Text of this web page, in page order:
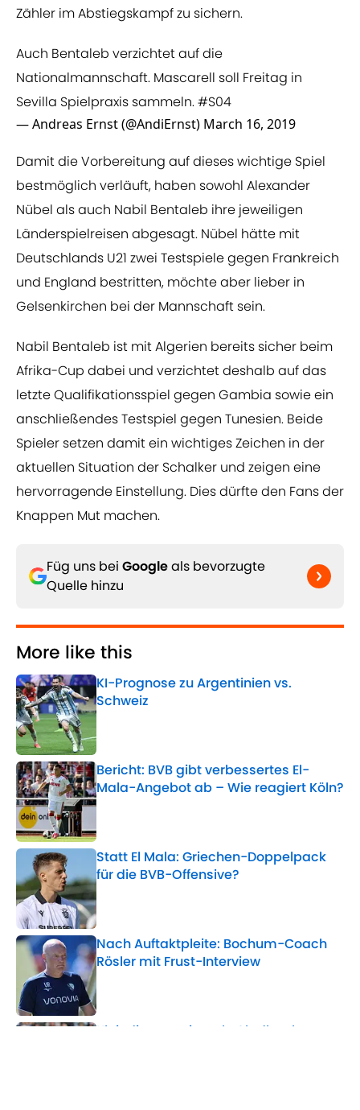
Zähler im Abstiegskampf zu sichern.
Auch Bentaleb verzichtet auf die
Nationalmannschaft. Mascarell soll Freitag in
Sevilla Spielpraxis sammeln.#S04
— Andreas Ernst (@AndiErnst) March 16, 2019
Damit die Vorbereitung auf dieses wichtige Spiel
bestmöglich verläuft, haben sowohl Alexander
Nübel als auch Nabil Bentaleb ihre jeweiligen
Länderspielreisen abgesagt. Nübel hätte mit
Deutschlands U21 zwei Testspiele gegen Frankreich
und England bestritten, möchte aber lieber in
Gelsenkirchen bei der Mannschaft sein.
Nabil Bentaleb ist mit Algerien bereits sicher beim
Afrika-Cup dabei und verzichtet deshalb auf das
letzte Qualifikationsspiel gegen Gambia sowie ein
anschließendes Testspiel gegen Tunesien. Beide
Spieler setzen damit ein wichtiges Zeichen in der
aktuellen Situation der Schalker und zeigen eine
hervorragende Einstellung. Dies dürfte den Fans der
Knappen Mut machen.
Füg uns bei Googleals bevorzugte
Quelle hinzu
More like this
KI-Prognose zu Argentinien vs.
Schweiz
Published by on Invalid Date
Bericht: BVB gibt verbessertes El-
Mala-Angebot ab – Wie reagiert Köln?
Published by on Invalid Date
Statt El Mala: Griechen-Doppelpack
für die BVB-Offensive?
Published by on Invalid Date
Nach Auftaktpleite: Bochum-Coach
Rösler mit Frust-Interview
Published by on Invalid Date
Kleindienst weiter als Gladbach-